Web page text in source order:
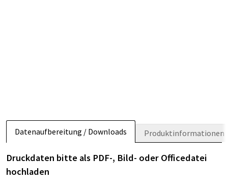
Datenaufbereitung / Downloads Produktinformationen
Druckdaten bitte als PDF-, Bild- oder Officedatei
hochladen